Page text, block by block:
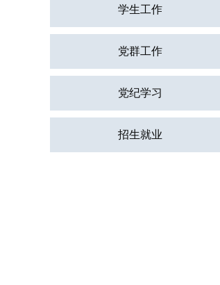
学生工作
党群工作
党纪学习
招生就业